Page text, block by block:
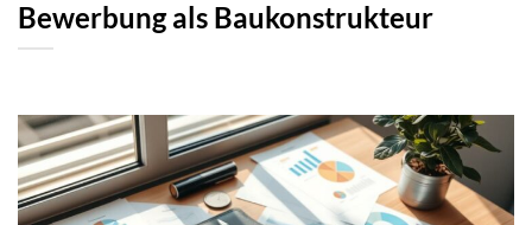
Bewerbung als Baukonstrukteur